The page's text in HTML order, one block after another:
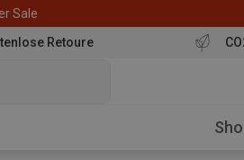
Sale
Retoure